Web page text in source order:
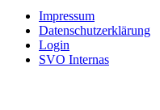
Impressum
Datenschutzerklärung
Login
SVO Internas